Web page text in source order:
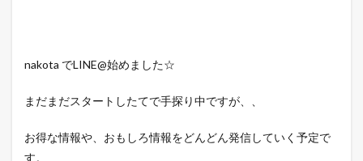
nakota でLINE@始めました☆
まだまだスタートしたてで手探り中ですが、、
お得な情報や、おもしろ情報をどんどん発信していく予定で
す。